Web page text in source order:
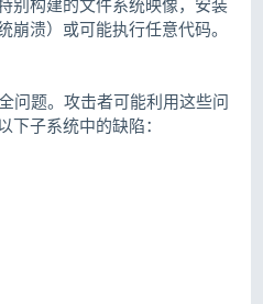
溃）或可能执行任意代码。
问题。攻击者可能利用这些问
下子系统中的缺陷：